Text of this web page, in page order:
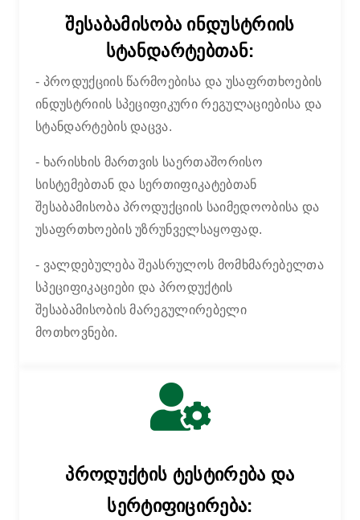
შესაბამისობა ინდუსტრიის
სტანდარტებთან:
- პროდუქციის წარმოებისა და უსაფრთხოების
ინდუსტრიის სპეციფიკური რეგულაციებისა და
სტანდარტების დაცვა.
- ხარისხის მართვის საერთაშორისო
სისტემებთან და სერთიფიკატებთან
შესაბამისობა პროდუქციის საიმედოობისა და
უსაფრთხოების უზრუნველსაყოფად.
- ვალდებულება შეასრულოს მომხმარებელთა
სპეციფიკაციები და პროდუქტის
შესაბამისობის მარეგულირებელი
მოთხოვნები.
პროდუქტის ტესტირება და
სერტიფიცირება: